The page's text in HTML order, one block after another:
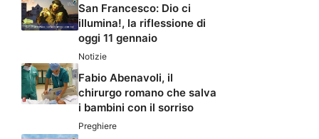
San Francesco: Dio ci
illumina!, la riflessione di
oggi 11 gennaio
Notizie
Fabio Abenavoli, il
chirurgo romano che salva
i bambini con il sorriso
Preghiere